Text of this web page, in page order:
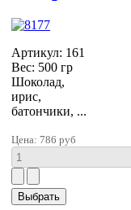
Артикул: 161
Вес: 500 гр
Шоколад,
ирис,
батончики, ...
Цена: 786 руб